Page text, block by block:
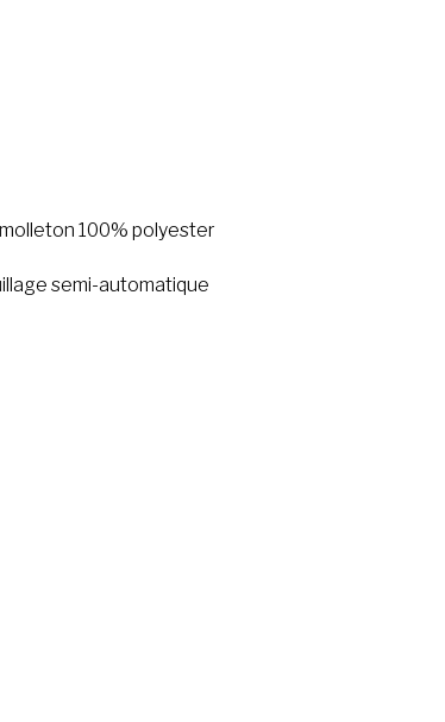
100% polyester
semi-automatique